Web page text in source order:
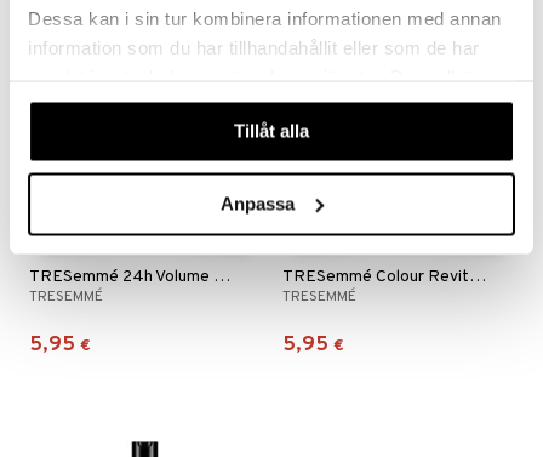
Dessa kan i sin tur kombinera informationen med annan
information som du har tillhandahållit eller som de har
våra cookies vid fortsatt användande av vår webbplats.
Tillåt alla
Anpassa
TRESemmé 24h Volume Conditioner
TRESEMMÉ
5,95 €
TRESemmé Colour Revitalize Conditioner
TRESEMMÉ
5,95 €